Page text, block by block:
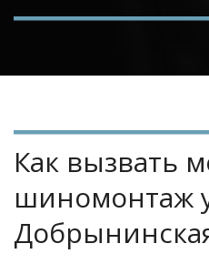
Как вызвать
шиномонтаж